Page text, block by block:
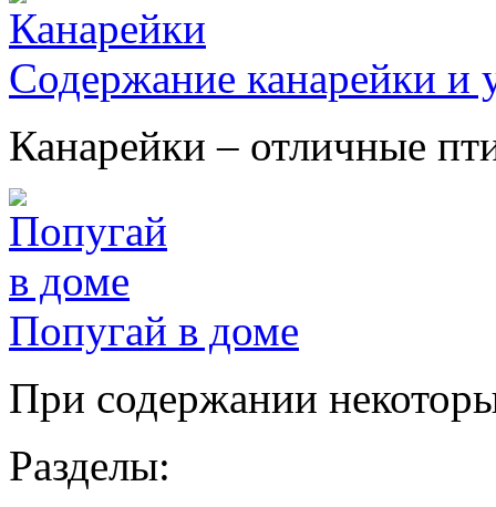
Содержание канарейки и
Канарейки – отличные
Попугай в доме
При содержании
Разделы: